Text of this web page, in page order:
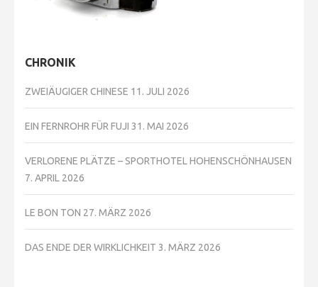
CHRONIK
ZWEIÄUGIGER CHINESE 11. JULI 2026
EIN FERNROHR FÜR FUJI 31. MAI 2026
VERLORENE PLÄTZE – SPORTHOTEL HOHENSCHÖNHAUSEN
7. APRIL 2026
LE BON TON 27. MÄRZ 2026
DAS ENDE DER WIRKLICHKEIT 3. MÄRZ 2026